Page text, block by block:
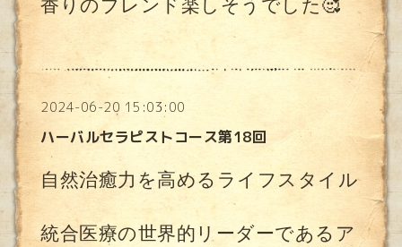
香りのブレンド楽しそうでした🥰
2024-06-20 15:03:00
ハーバルセラピストコース第18回
自然治癒力を高めるライフスタイル
統合医療の世界的リーダーであるア